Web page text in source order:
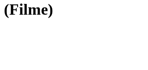
(Filme)